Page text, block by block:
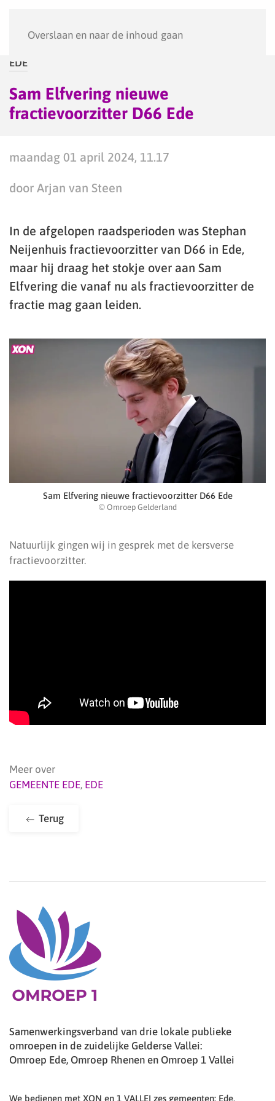
Overslaan en naar de inhoud gaan
EDE
Sam Elfvering nieuwe
fractievoorzitter D66 Ede
maandag 01 april 2024, 11.17
door Arjan van Steen
In de afgelopen raadsperioden was Stephan
Neijenhuis fractievoorzitter van D66 in Ede,
maar hij draag het stokje over aan Sam
Elfvering die vanaf nu als fractievoorzitter de
fractie mag gaan leiden.
Sam Elfvering nieuwe fractievoorzitter D66 Ede
© Omroep Gelderland
Natuurlijk gingen wij in gesprek met de kersverse
fractievoorzitter.
Meer over
GEMEENTE EDE, EDE
Terug
Samenwerkingsverband van drie lokale publieke
omroepen in de zuidelijke Gelderse Vallei:
Omroep Ede, Omroep Rhenen en Omroep 1 Vallei
We bedienen met XON en 1 VALLEI zes gemeenten: Ede,